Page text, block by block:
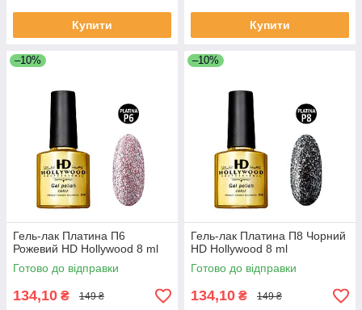
Купити Купити
–10%
Гель-лак Платина П6
Рожевий HD Hollywood 8 ml
Готово до відправки
134,10 ₴ 149 ₴
–10%
Гель-лак Платина П8 Чорний
HD Hollywood 8 ml
Готово до відправки
134,10 ₴ 149 ₴